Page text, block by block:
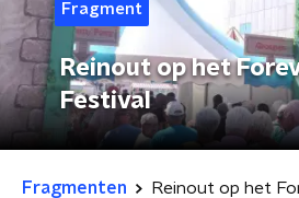
Fragment
Reinout op het
Festival
Fragmenten Reinout op het